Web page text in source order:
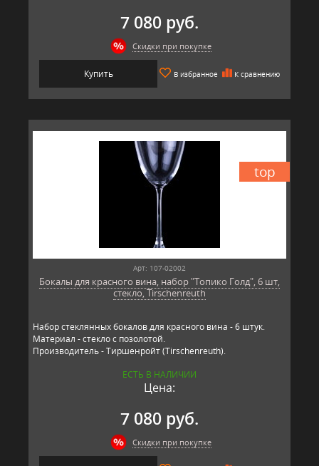
7 080 руб.
Скидки при покупке
Купить В избранное К сравнению
top
Арт: 107-02002
Бокалы для красного вина, набор "Топико Голд", 6 шт,
стекло, Tirschenreuth
Набор стеклянных бокалов для красного вина - 6 штук.
Материал - стекло с позолотой.
Производитель - Тиршенройт (Tirschenreuth).
ЕСТЬ В НАЛИЧИИ
Цена:
7 080 руб.
Скидки при покупке